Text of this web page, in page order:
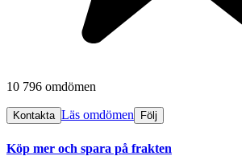
10 796 omdömen
Kontakta Läs omdömen Följ
Köp mer och spara på frakten